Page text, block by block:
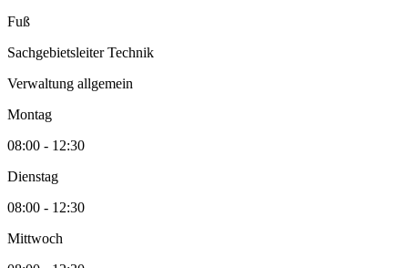
Fuß
Sachgebietsleiter Technik
Verwaltung allgemein
Montag
08:00 - 12:30
Dienstag
08:00 - 12:30
Mittwoch